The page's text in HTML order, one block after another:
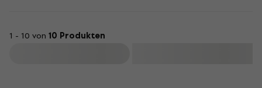
1 - 10 von 10 Produkten